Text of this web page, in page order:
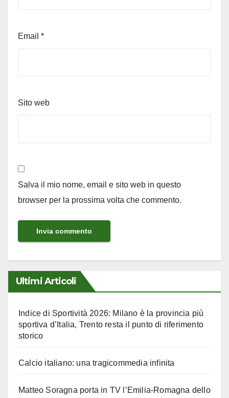
Email *
Sito web
Salva il mio nome, email e sito web in questo
browser per la prossima volta che commento.
Ultimi Articoli
Indice di Sportività 2026: Milano è la provincia più
sportiva d’Italia, Trento resta il punto di riferimento
storico
Calcio italiano: una tragicommedia infinita
Matteo Soragna porta in TV l’Emilia-Romagna dello